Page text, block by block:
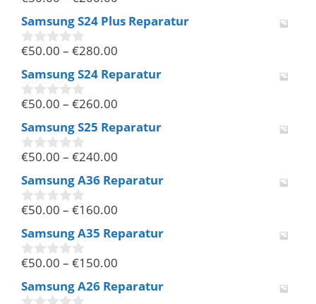
o
n
5
Samsung S24 Plus Reparatur
0
o
n
5
€50.00 – €280.00
Samsung S24 Reparatur
0
o
n
5
€50.00 – €260.00
Samsung S25 Reparatur
0
o
n
5
€50.00 – €240.00
Samsung A36 Reparatur
0
o
n
5
€50.00 – €160.00
Samsung A35 Reparatur
0
o
€50.00 – €150.00
Samsung A26 Reparatur